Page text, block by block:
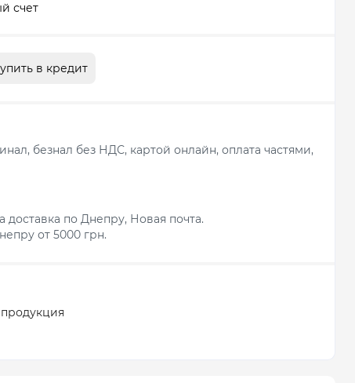
счет
в кредит
безнал без НДС, картой онлайн, оплата частями,
по Днепру, Новая почта.
от 5000 грн.